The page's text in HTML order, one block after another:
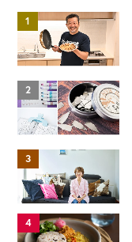
1
2
3
4